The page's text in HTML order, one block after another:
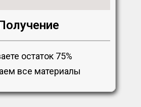
остаток 75%
все материалы